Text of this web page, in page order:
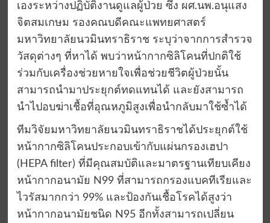
เองระหว่างปฏิบัติงานดูแลผู้ป่วย ซึ่ง ผศ.นพ.อนุแสง
จิตสมเกษม รองคณบดีคณะแพทยศาสตร์
มหาวิทยาลัยนวมินทราธิราช ระบุว่าจากการสำรวจ
วัสดุต่างๆ ที่หาได้ พบว่าหน้ากากซิลิโคนที่ปกติใช้
ร่วมกับเครื่องช่วยหายใจเพื่อช่วยชีวิตผู้ป่วยนั้น
สามารถนำมาประยุกต์ทดแทนได้ และยังสามารถ
นำไปอบฆ่าเชื้อที่อุณหภูมิสูงเพื่อนำกลับมาใช้ซ้ำได้
ทีมวิจัยมหาวิทยาลัยนวมินทราธิราชได้ประยุกต์ใช้
หน้ากากซิลิโคนประกอบเข้ากับแผ่นกรองเฮปา
(HEPA filter) ที่มีคุณสมบัติและมาตรฐานเทียบเคียง
หน้ากากอนามัย N99 ที่สามารถกรองแบคทีเรียและ
ไวรัสมากกว่า 99% และป้องกันเชื้อโรคได้สูงว่า
หน้ากากอนามัยชนิด N95 อีกทั้งสามารถเปลี่ยน